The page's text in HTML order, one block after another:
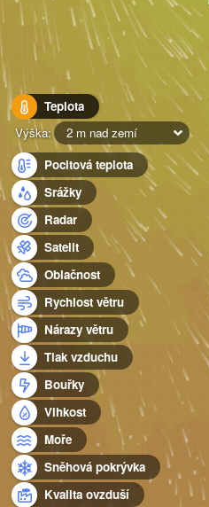
Teplota
Výška:
2 m nad zemí
Pocitová teplota
Srážky
Radar
Satelit
Oblačnost
Rychlost větru
Nárazy větru
Tlak vzduchu
Bouřky
Vlhkost
Moře
Sněhová pokrývka
Kvalita ovzduší